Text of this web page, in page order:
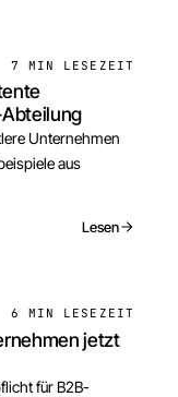
7 MIN LESEZEIT
Unternehmen
aus
Lesen
6 MIN LESEZEIT
jetzt
für B2B-